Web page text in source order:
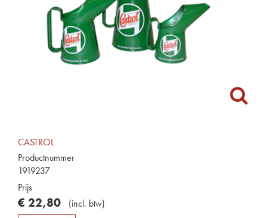
CASTROL
Productnummer
1919237
Prijs
€ 22,80 (incl. btw)